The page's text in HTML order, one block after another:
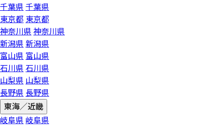
千葉県 千葉県
東京都 東京都
神奈川県 神奈川県
新潟県 新潟県
富山県 富山県
石川県 石川県
山梨県 山梨県
長野県 長野県
東海／近畿
岐阜県 岐阜県